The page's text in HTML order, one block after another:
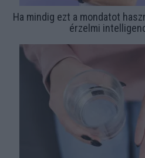
Ha mindig ezt a mondatot
érzelmi